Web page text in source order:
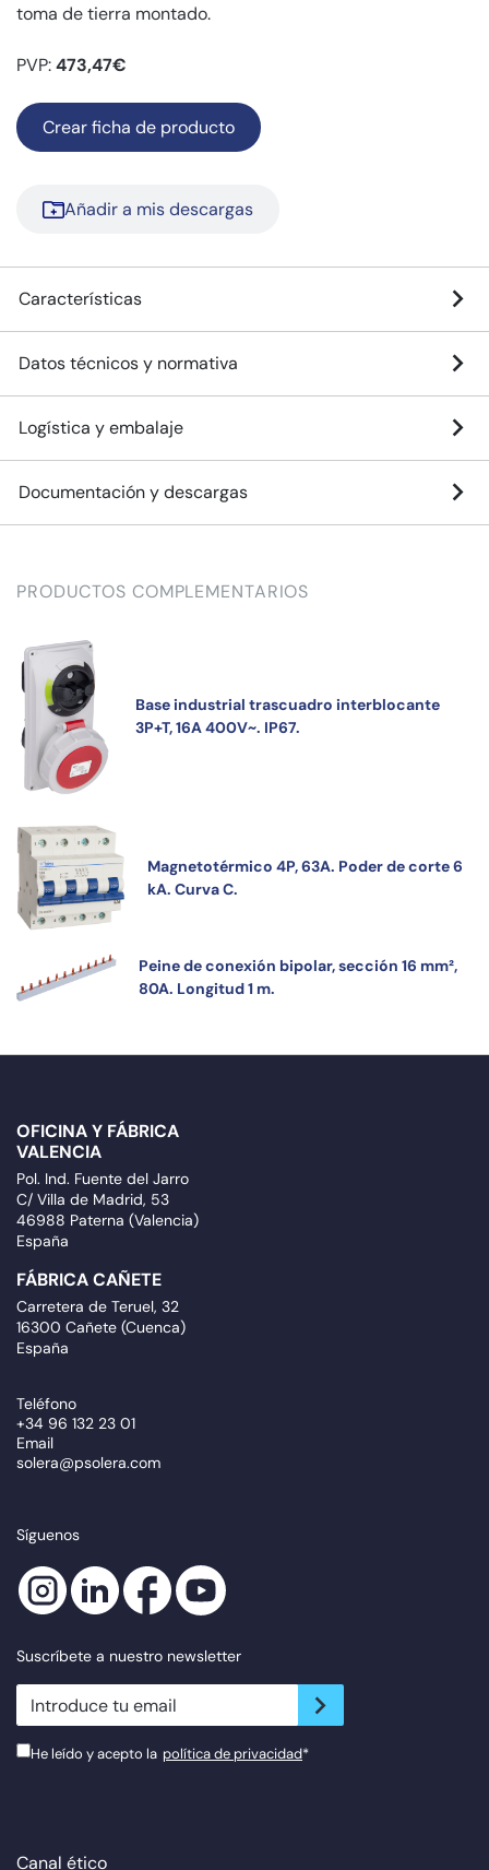
toma de tierra montado.
PVP:473,47€
Crear ficha de producto
Añadir a mis descargas
Características
Datos técnicos y normativa
Logística y embalaje
Documentación y descargas
PRODUCTOS COMPLEMENTARIOS
Base industrial trascuadro interblocante
3P+T, 16A 400V~. IP67.
Magnetotérmico 4P, 63A. Poder de corte 6
kA. Curva C.
Peine de conexión bipolar, sección 16 mm²,
80A. Longitud 1 m.
OFICINA Y FÁBRICA
VALENCIA
Pol. Ind. Fuente del Jarro
C/ Villa de Madrid, 53
46988 Paterna (Valencia)
España
FÁBRICA CAÑETE
Carretera de Teruel, 32
16300 Cañete (Cuenca)
España
Teléfono
+34 96 132 23 01
Email
solera@psolera.com
Síguenos
Suscríbete a nuestro newsletter
newsletter.suscribe
He leído y acepto la política de privacidad*
Canal ético